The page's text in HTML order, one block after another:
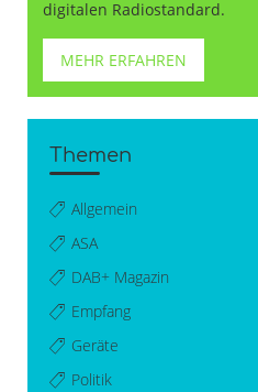
digitalen Radiostandard.
MEHR ERFAHREN
Themen
Allgemein
ASA
DAB+ Magazin
Empfang
Geräte
Politik